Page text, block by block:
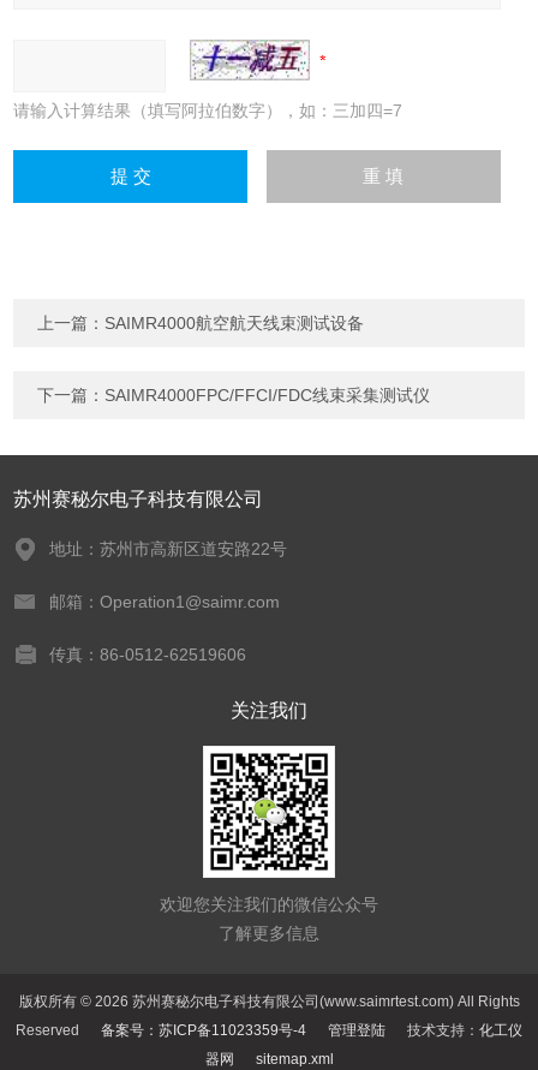
请输入计算结果（填写阿拉伯数字），如：三加四=7
上一篇： SAIMR4000航空航天线束测试设备
下一篇： SAIMR4000FPC/FFCI/FDC线束采集测试仪
苏州赛秘尔电子科技有限公司
地址：苏州市高新区道安路22号
邮箱：Operation1@saimr.com
传真：86-0512-62519606
关注我们
欢迎您关注我们的微信公众号
了解更多信息
版权所有 © 2026 苏州赛秘尔电子科技有限公司(www.saimrtest.com) All Rights
Reserved 备案号：苏ICP备11023359号-4 管理登陆 技术支持： 化工仪
器网
sitemap.xml